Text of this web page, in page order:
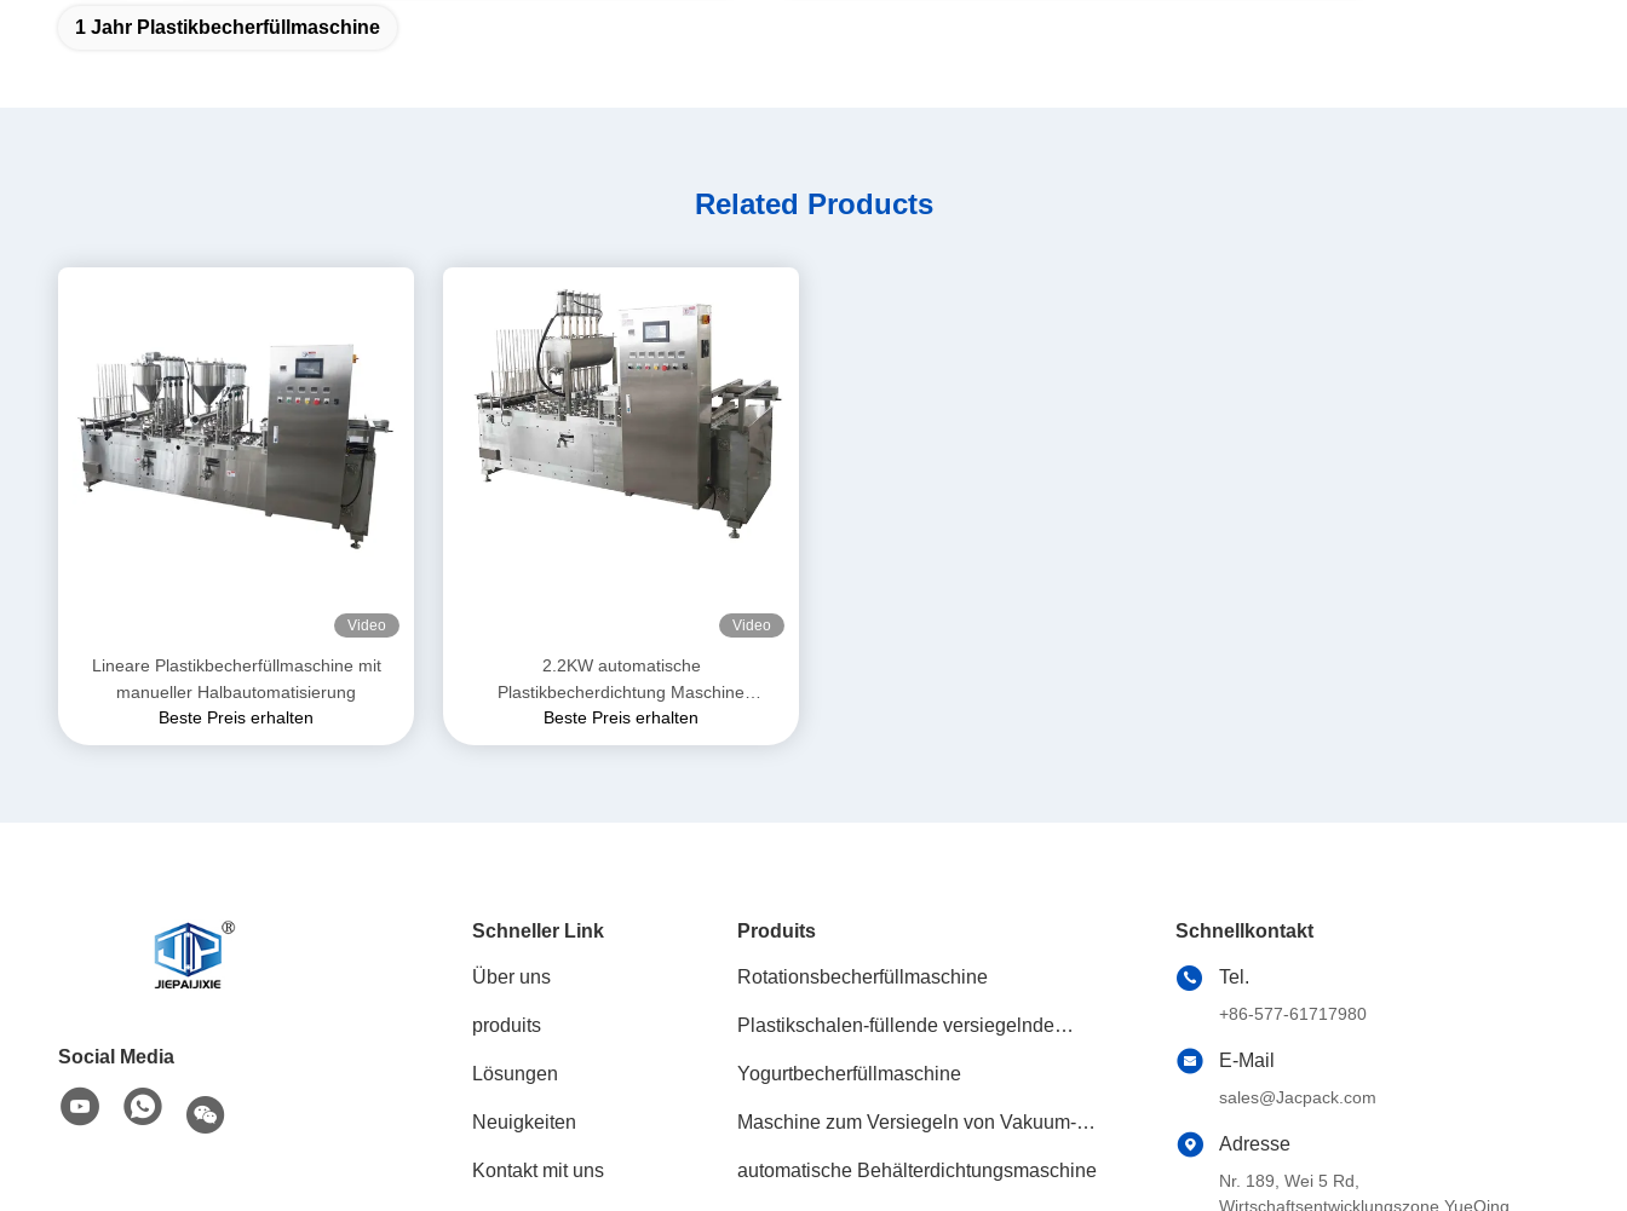
1 Jahr Plastikbecherfüllmaschine
Related Products
Video
Lineare Plastikbecherfüllmaschine mit
manueller Halbautomatisierung
Beste Preis erhalten
Video
2.2KW automatische
Plastikbecherdichtung Maschine
Hochgenauigkeit Flüssigkeitsfüllmaschine
Beste Preis erhalten
Social Media
Schneller Link
Über uns
produits
Lösungen
Neuigkeiten
Kontakt mit uns
Produits
Rotationsbecherfüllmaschine
Plastikschalen-füllende versiegelnde
Yogurtbecherfüllmaschine
Maschine zum Versiegeln von Vakuum-
automatische Behälterdichtungsmaschine
Schnellkontakt
Tel.
+86-577-61717980
E-Mail
sales@Jacpack.com
Adresse
Nr. 189, Wei 5 Rd,
Wirtschaftsentwicklungszone YueQing,